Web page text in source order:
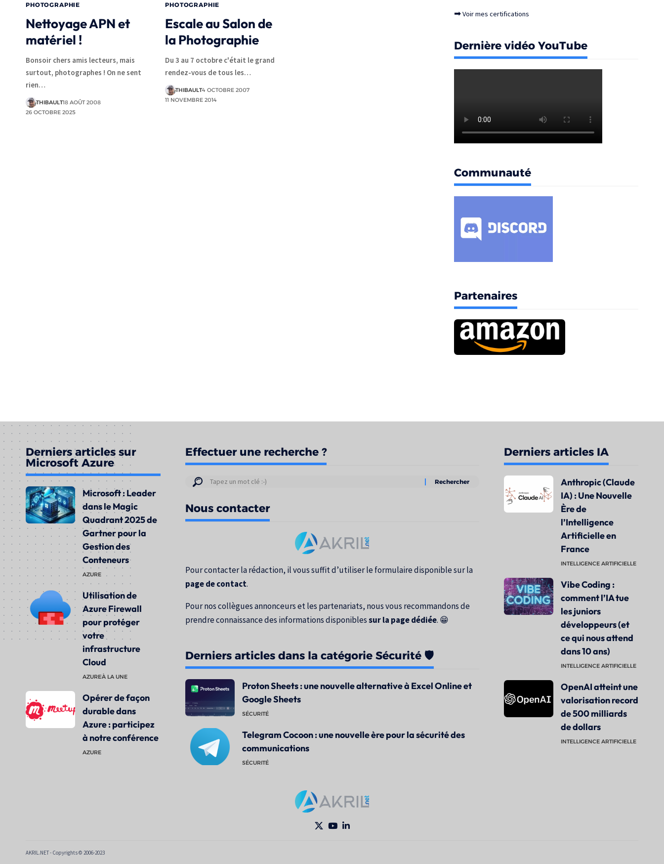
PHOTOGRAPHIE
Nettoyage APN et
matériel !
Bonsoir chers amis lecteurs, mais
surtout, photographes ! On ne sent
rien…
THIBAULT18 AOÛT 2008
26 OCTOBRE 2025
PHOTOGRAPHIE
Escale au Salon de
la Photographie
Du 3 au 7 octobre c'était le grand
rendez-vous de tous les…
THIBAULT4 OCTOBRE 2007
11 NOVEMBRE 2014
➡Voir mes certifications
Dernière vidéo YouTube
Communauté
Partenaires
Derniers articles sur
Microsoft Azure
Microsoft : Leader
dans le Magic
Quadrant 2025 de
Gartner pour la
Gestion des
Conteneurs
AZURE
Utilisation de
Azure Firewall
pour protéger
votre
infrastructure
Cloud
AZUREÀ LA UNE
Opérer de façon
durable dans
Azure : participez
à notre conférence
AZURE
Effectuer une recherche ?
Résultats
votre
recherche
Nous contacter
Pour contacter la rédaction, il vous suffit d’utiliser le formulaire disponible sur la
page de contact.
Pour nos collègues annonceurs et les partenariats, nous vous recommandons de
prendre connaissance des informations disponiblessur la page dédiée. 😁
Derniers articles dans la catégorie Sécurité 🛡️
Proton Sheets : une nouvelle alternative à Excel Online et
Google Sheets
SÉCURITÉ
Telegram Cocoon : une nouvelle ère pour la sécurité des
communications
SÉCURITÉ
Derniers articles IA
Anthropic (Claude
IA) : Une Nouvelle
Ère de
l’Intelligence
Artificielle en
France
INTELLIGENCE ARTIFICIELLE
Vibe Coding :
comment l’IA tue
les juniors
développeurs (et
ce qui nous attend
dans 10 ans)
INTELLIGENCE ARTIFICIELLE
OpenAI atteint une
valorisation record
de 500 milliards
de dollars
INTELLIGENCE ARTIFICIELLE
AKRIL.NET - Copyrights © 2006-2023